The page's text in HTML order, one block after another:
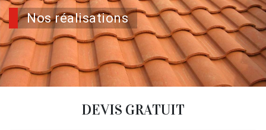
Nos réalisations
DEVIS GRATUIT